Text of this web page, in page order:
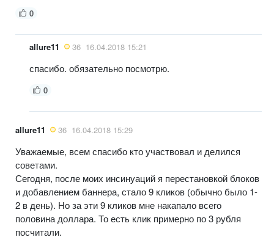
0
allure11 36 16.04.2018 15:21
спасибо. обязательно посмотрю.
0
allure11 36 16.04.2018 15:29
Уважаемые, всем спасибо кто участвовал и делился
советами.
Сегодня, после моих инсинуаций я перестановкой блоков
и добавлением баннера, стало 9 кликов (обычно было 1-
2 в день). Но за эти 9 кликов мне накапало всего
половина доллара. То есть клик примерно по 3 рубля
посчитали.